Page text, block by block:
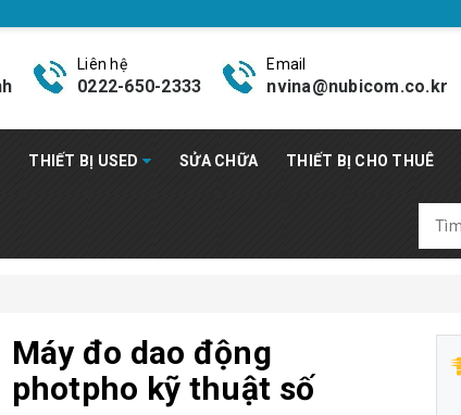
Liên hệ
0222-650-2333
Email
nvina@nubicom.co.kr
THIẾT BỊ USED SỬA CHỮA THIẾT BỊ CHO THUÊ
Máy đo dao động
photpho kỹ thuật số